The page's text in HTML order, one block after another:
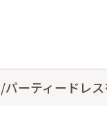
パーティードレ